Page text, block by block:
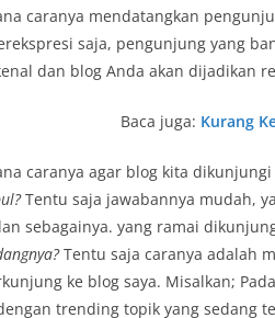
caranya mendatangkan
saja, pengunjung yang
dan blog Anda akan dijadikan
Baca juga: Kurang
caranya agar blog kita dikunjungi
Tentu saja jawabannya mudah,
sebagainya. yang ramai
Tentu saja caranya adalah
ke blog saya. Misalkan;
trending topik yang sedang